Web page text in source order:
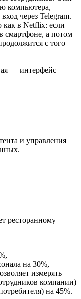
компьютера,
через Telegram.
как в Netflix: если
смартфоне, а потом
с того
— интерфейс
и управления
ресторанному
на 30%,
измерять
компании)
на 45%.